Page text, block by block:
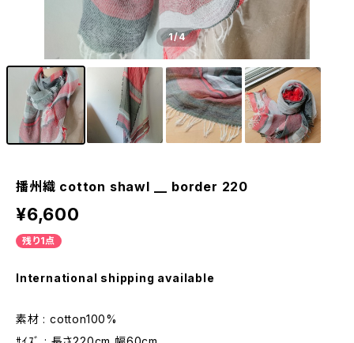
1/4
播州織 cotton shawl __ border 220
¥6,600
残り1点
International shipping available
素材 : cotton100%